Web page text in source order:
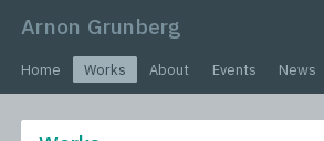
Arnon Grunberg
Home Works About Events News